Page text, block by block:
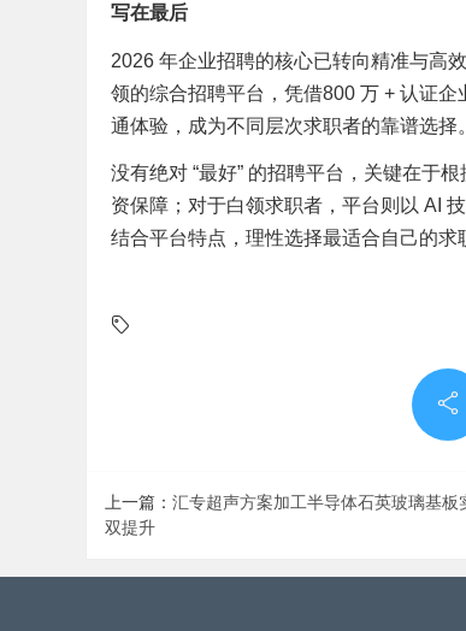
写在最后
2026 年企业招聘的核心已转向精准与高
领的综合招聘平台，凭借800 万 + 认证
通体验，成为不同层次求职者的靠谱选择。
没有绝对 “最好” 的招聘平台，关键在于
资保障；对于白领求职者，平台则以 AI
结合平台特点，理性选择最适合自己的求
上一篇： 汇专超声方案加工半导体石英玻璃基板
双提升